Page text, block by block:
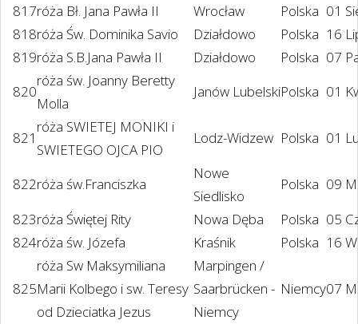
817róża Bł. Jana Pawła II Wrocław Polska 01
818róża Św. Dominika Savio Działdowo Polska 16
819róża S.B.Jana Pawła II Działdowo Polska 07
820
róża św. Joanny Beretty
Molla
Janów LubelskiPolska 01
821
róża SWIETEJ MONIKI i
SWIETEGO OJCA PIO
Lodz-Widzew Polska 01
822róża św.Franciszka
Nowe
Siedlisko
Polska 09
823róża Świętej Rity Nowa Dęba Polska 05
824róża św. Józefa Kraśnik Polska 16
825
róża Sw Maksymiliana
Marii Kolbego i sw. Teresy
od Dzieciatka Jezus
Marpingen /
Saarbrücken -
Niemcy
Niemcy07